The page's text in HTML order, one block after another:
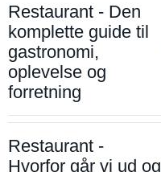
Restaurant - Den
komplette guide til
gastronomi,
oplevelse og
forretning
Restaurant -
Hvorfor går vi ud og